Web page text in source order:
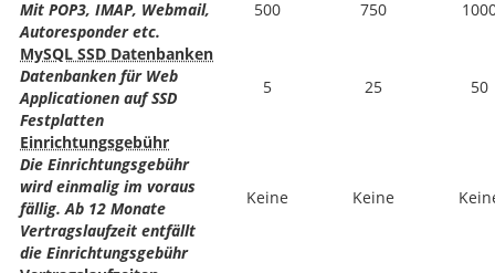
Mit POP3, IMAP, Webmail,
Autoresponder etc.
500 750
MySQL SSD Datenbanken
Datenbanken für Web
Applicationen auf SSD
Festplatten
5 25 50
Einrichtungsgebühr
Die Einrichtungsgebühr
wird einmalig im voraus
fällig. Ab 12 Monate
Vertragslaufzeit entfällt
die Einrichtungsgebühr
Keine Keine